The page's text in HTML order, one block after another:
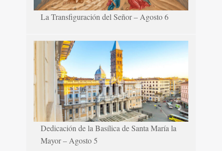
La Transfiguración del Señor – Agosto 6
Dedicación de la Basílica de Santa María la
Mayor – Agosto 5